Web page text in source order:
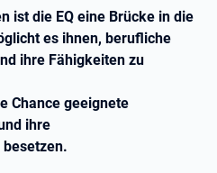
ist die EQ eine Brücke in die
es ihnen, berufliche
ihre Fähigkeiten zu
Chance geeignete
ihre